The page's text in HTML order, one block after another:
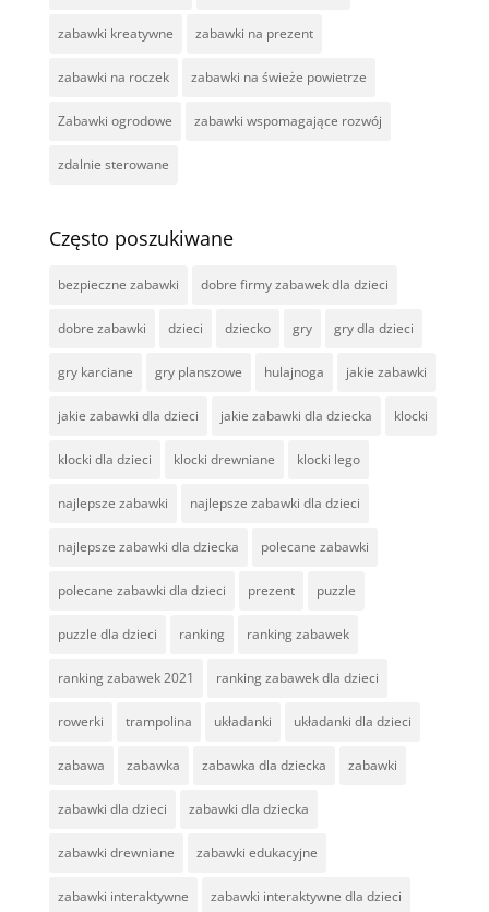
zabawki kreatywne zabawki na prezent
zabawki na roczek zabawki na świeże powietrze
Zabawki ogrodowe zabawki wspomagające rozwój
zdalnie sterowane
Często poszukiwane
bezpieczne zabawki dobre firmy zabawek dla dzieci
dobre zabawki dzieci dziecko gry gry dla dzieci
gry karciane gry planszowe hulajnoga jakie zabawki
jakie zabawki dla dzieci jakie zabawki dla dziecka klocki
klocki dla dzieci klocki drewniane klocki lego
najlepsze zabawki najlepsze zabawki dla dzieci
najlepsze zabawki dla dziecka polecane zabawki
polecane zabawki dla dzieci prezent puzzle
puzzle dla dzieci ranking ranking zabawek
ranking zabawek 2021 ranking zabawek dla dzieci
rowerki trampolina układanki układanki dla dzieci
zabawa zabawka zabawka dla dziecka zabawki
zabawki dla dzieci zabawki dla dziecka
zabawki drewniane zabawki edukacyjne
zabawki interaktywne zabawki interaktywne dla dzieci